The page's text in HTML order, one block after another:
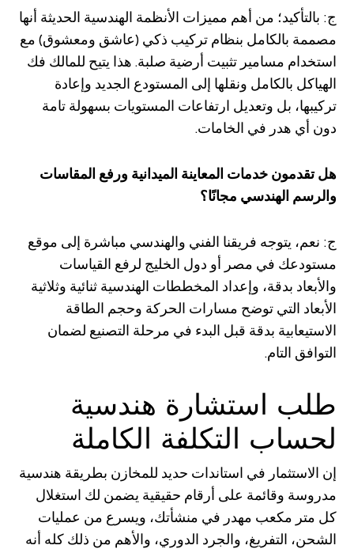
ج: بالتأكيد؛ من أهم مميزات الأنظمة الهندسية الحديثة أنها
مصممة بالكامل بنظام تركيب ذكي (عاشق ومعشوق) مع
استخدام مسامير تثبيت أرضية صلبة. هذا يتيح للمالك فك
الهياكل بالكامل ونقلها إلى المستودع الجديد وإعادة
تركيبها، بل وتعديل ارتفاعات المستويات بسهولة تامة
دون أي هدر في الخامات.
هل تقدمون خدمات المعاينة الميدانية ورفع المقاسات
والرسم الهندسي مجانًا؟
ج: نعم، يتوجه فريقنا الفني والهندسي مباشرة إلى موقع
مستودعك في مصر أو دول الخليج لرفع القياسات
والأبعاد بدقة، وإعداد المخططات الهندسية ثنائية وثلاثية
الأبعاد التي توضح مسارات الحركة وحجم الطاقة
الاستيعابية بدقة قبل البدء في مرحلة التصنيع لضمان
التوافق التام.
طلب استشارة هندسية
لحساب التكلفة الكاملة
إن الاستثمار في استاندات حديد للمخازن بطريقة هندسية
مدروسة وقائمة على أرقام حقيقية يضمن لك استغلال
كل متر مكعب مهدر في منشأتك، ويسرع من عمليات
الشحن، التفريغ، والجرد الدوري، والأهم من ذلك كله أنه